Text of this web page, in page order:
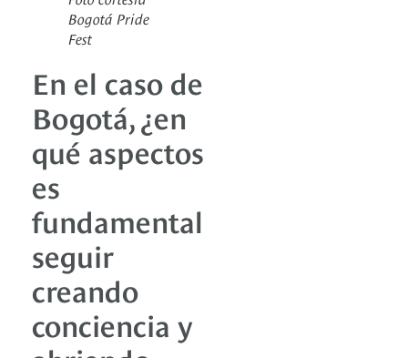
Bogotá Pride
Fest
En el caso de
Bogotá, ¿en
qué aspectos
es
fundamental
seguir
creando
conciencia y